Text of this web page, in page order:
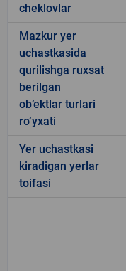
cheklovlar
Mazkur yer
uchastkasida
qurilishga ruxsat
berilgan
ob’ektlar turlari
ro‘yxati
Yer uchastkasi
kiradigan yerlar
toifasi